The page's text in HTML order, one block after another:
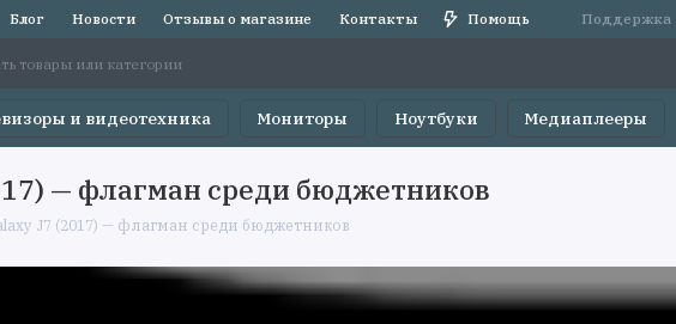
Блог Новости Отзывы о магазине Контакты Помощь Поддержка
и видеотехника Мониторы Ноутбуки Медиаплееры
— флагман среди бюджетников
J7 (2017) — флагман среди бюджетников